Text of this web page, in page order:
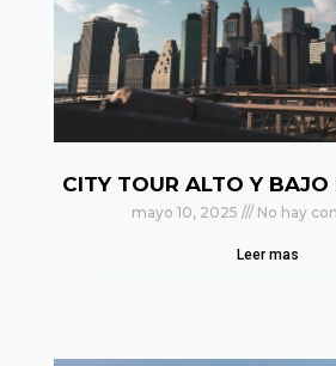
CITY TOUR ALTO Y
mayo 10, 2025 No hay
Leer mas